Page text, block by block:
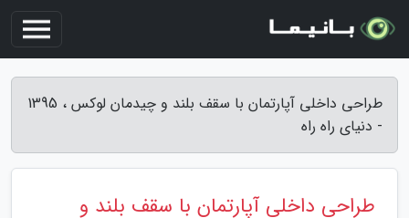
طراحی داخلی آپارتمان با سقف بلند و چیدمان لوکس ، 1395
- دنیای راه راه
طراحی داخلی آپارتمان با سقف بلند و